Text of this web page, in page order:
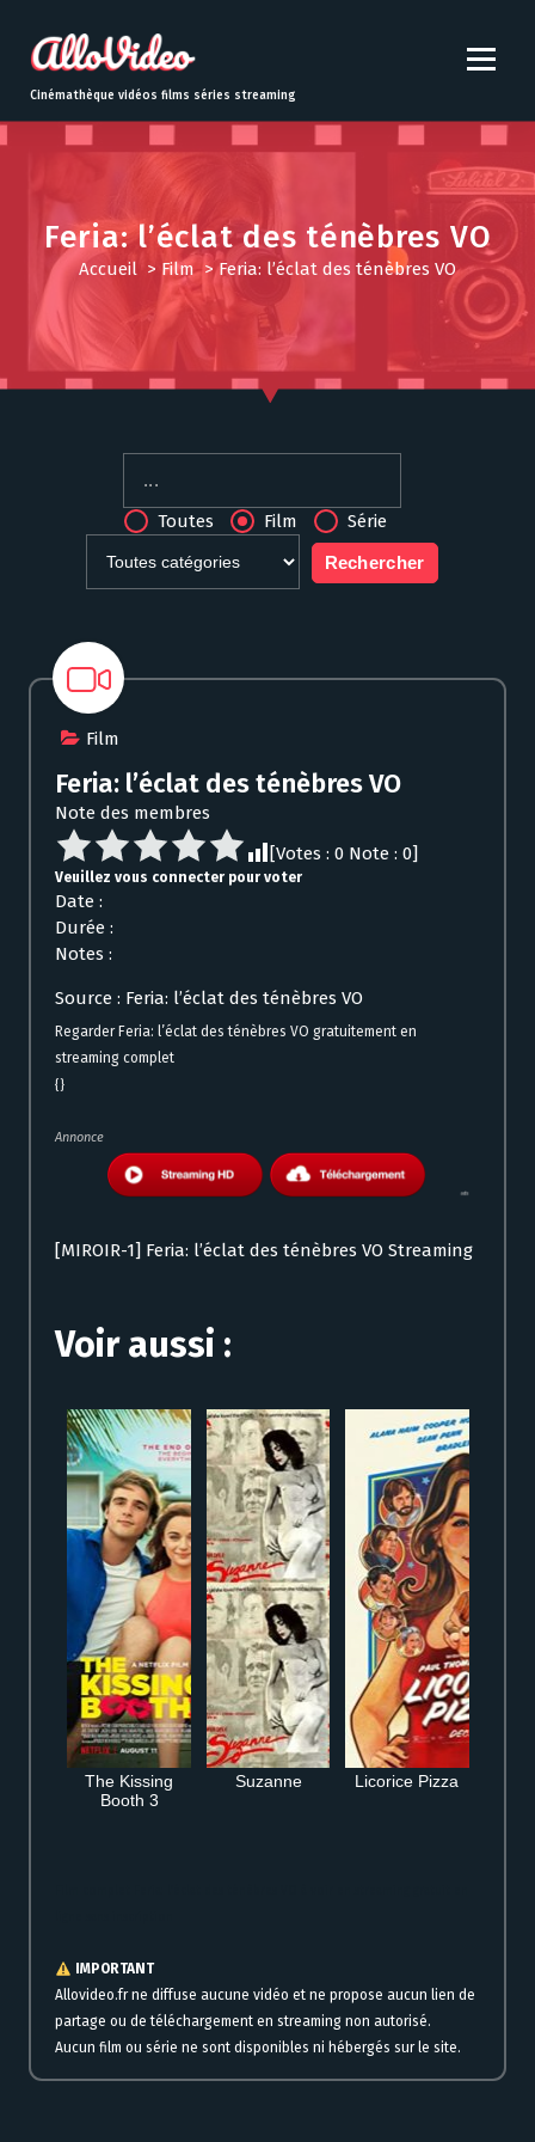
t
o
Cinémathèque vidéos films séries streaming
Feria: l’éclat des ténèbres VO
Accueil > Film>Feria: l’éclat des ténèbres VO
Toutes Film Série
Film
Feria: l’éclat des ténèbres VO
Note des membres
[Votes : 0 Note : 0]
Veuillez vous connecter pour voter
Date :
Durée :
Notes :
Source : Feria: l’éclat des ténèbres VO
Regarder Feria: l’éclat des ténèbres VO gratuitement en
streaming complet
{}
Annonce
[MIROIR-1] Feria: l’éclat des ténèbres VO Streaming
Voir aussi :
The Kissing
Booth 3
Suzanne Licorice Pizza
IMPORTANT
Allovideo.fr ne diffuse aucune vidéo et ne propose aucun lien de
partage ou de téléchargement en streaming non autorisé.
Aucun film ou série ne sont disponibles ni hébergés sur le site.